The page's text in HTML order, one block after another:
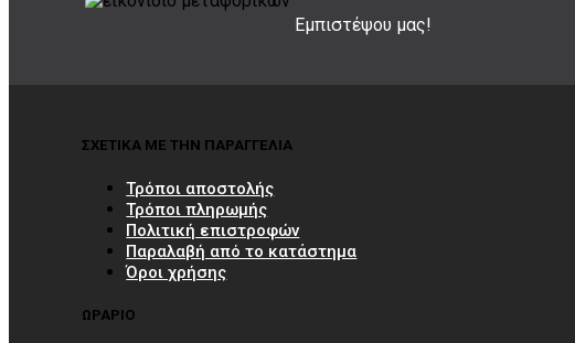
Εμπιστέψου μας!
ΣΧΕΤΙΚΑ ΜΕ ΤΗΝ ΠΑΡΑΓΓΕΛΙΑ
Τρόποι αποστολής
Τρόποι πληρωμής
Πολιτική επιστροφών
Παραλαβή από το κατάστημα
Όροι χρήσης
ΩΡΑΡΙΟ